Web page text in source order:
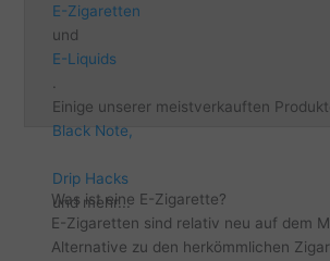
E-Zigaretten
und
E-Liquids
Einige unserer meistverkauften
Black Note,
Drip Hacks
und mehr...
Was ist eine E-Zigarette?
E-Zigaretten sind relativ neu auf dem
Alternative zu den herkömmlichen